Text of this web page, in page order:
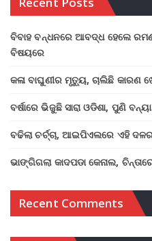
ବିବାହ ବନ୍ଧନରେ ଆବଦ୍ଧ ହେଲେ
ବିଷୟରେ
କଳା ବାଘୁଣୀର ମୃତ୍ୟୁ, ଚାଲିଛି କାରଣ
ବର୍ଷାରେ ଭିଜୁଛି ସାରା ଓଡିଶା, ପୁଣି
ବଢିଲା ଚର୍ଚ୍ଚା, ଆଇପିଏଲରେ ଏହି
ଭାଙ୍ଗିଗଲା କାଦପଡା କେନାଲ, ଚିନ୍ତାରେ
Recent Comments